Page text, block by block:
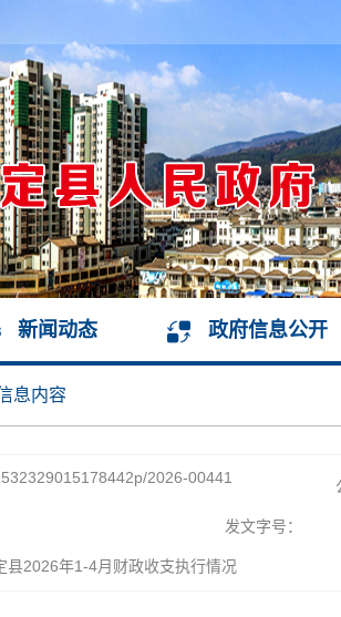
新闻动态 政府信息公开
息内容
2026-00441
发文字号：
2026年1-4月财政收支执行情况